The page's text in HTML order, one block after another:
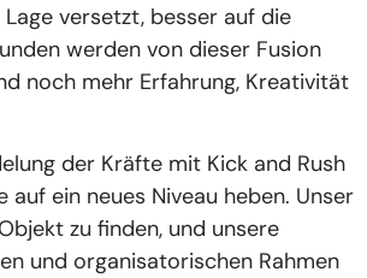
versetzt, besser auf die
werden von dieser Fusion
noch mehr Erfahrung, Kreativität
der Kräfte mit Kick and Rush
ein neues Niveau heben. Unser
zu finden, und unsere
und organisatorischen Rahmen